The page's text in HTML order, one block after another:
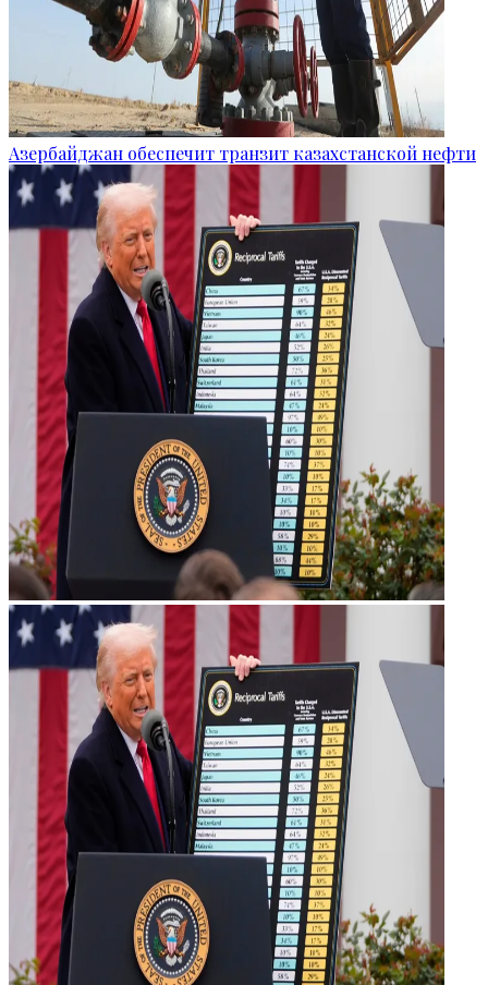
Азербайджан обеспечит транзит казахстанской нефти